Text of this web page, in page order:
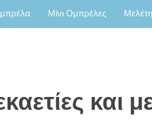
Μίνι Ομπρέλες
και